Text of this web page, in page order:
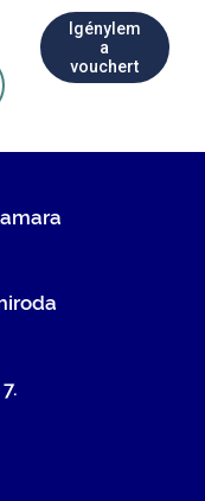
Igénylem
a
vouchert